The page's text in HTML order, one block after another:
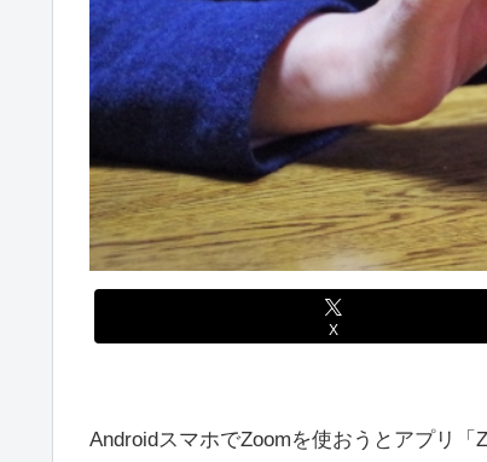
X
AndroidスマホでZoomを使おうとアプリ「